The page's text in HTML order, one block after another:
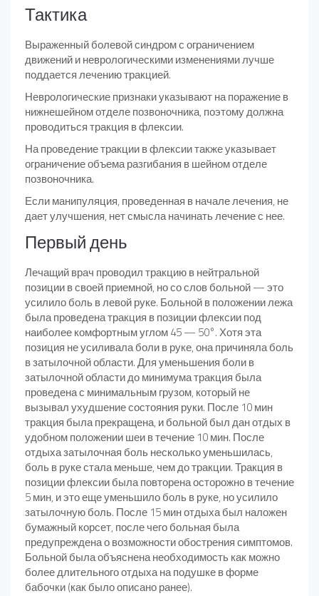
Тактика
Выраженный болевой синдром с ограничением
движений и неврологическими изменениями лучше
поддается лечению тракцией.
Неврологические признаки указывают на поражение в
нижнешейном отделе позвоночника, поэтому должна
проводиться тракция в флексии.
На проведение тракции в флексии также указывает
ограничение объема разгибания в шейном отделе
позвоночника.
Если манипуляция, проведенная в начале лечения, не
дает улучшения, нет смысла начинать лечение с нее.
Первый день
Лечащий врач проводил тракцию в нейтральной
позиции в своей приемной, но со слов больной — это
усилило боль в левой руке. Больной в положении лежа
была проведена тракция в позиции флексии под
наиболее комфортным углом 45 — 50°. Хотя эта
позиция не усиливала боли в руке, она причиняла боль
в затылочной области. Для уменьшения боли в
затылочной области до минимума тракция была
проведена с минимальным грузом, который не
вызывал ухудшение состояния руки. После 10 мин
тракция была прекращена, и больной был дан отдых в
удобном положении шеи в течение 10 мин. После
отдыха затылочная боль несколько уменьшилась,
боль в руке стала меньше, чем до тракции. Тракция в
позиции флексии была повторена осторожно в течение
5 мин, и это еще уменьшило боль в руке, но усилило
затылочную боль. После 15 мин отдыха был наложен
бумажный корсет, после чего больная была
предупреждена о возможности обострения симптомов.
Больной была объяснена необходимость как можно
более длительного отдыха на подушке в форме
бабочки (как было описано ранее).